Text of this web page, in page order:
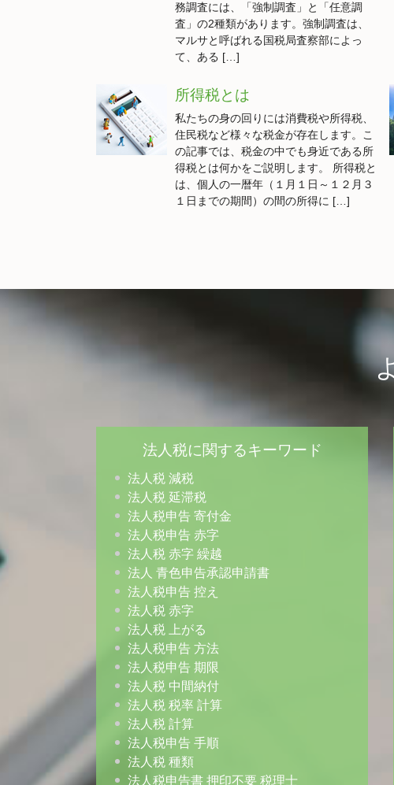
務調査には、「強制調査」と「任意調
査」の2種類があります。強制調査は、
マルサと呼ばれる国税局査察部によっ
て、ある […]
所得税とは
私たちの身の回りには消費税や所得税、
住民税など様々な税金が存在します。こ
の記事では、税金の中でも身近である所
得税とは何かをご説明します。 所得税と
は、個人の一暦年（１月１日～１２月３
１日までの期間）の間の所得に […]
法人税に関するキーワード
法人税 減税
法人税 延滞税
法人税申告 寄付金
法人税申告 赤字
法人税 赤字 繰越
法人 青色申告承認申請書
法人税申告 控え
法人税 赤字
法人税 上がる
法人税申告 方法
法人税申告 期限
法人税 中間納付
法人税 税率 計算
法人税 計算
法人税申告 手順
法人税 種類
法人税申告書 押印不要 税理士